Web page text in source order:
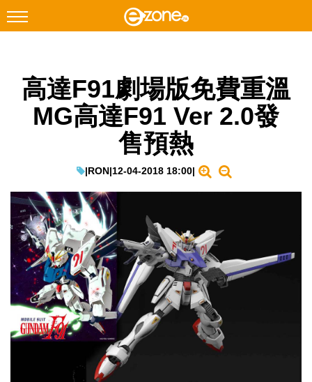
Facebook Instagram
科技焦點
教學評測
EduTech
IT Times
生成式AI與雲端應用
Enterprise Digital Transformation
特集
高達F91劇場版免費重溫
MG高達F91 Ver 2.0發
售預熱
|RON|12-04-2018 18:00|